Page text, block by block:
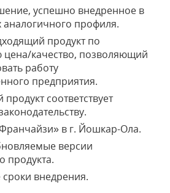
успешно внедренное в
аналогичного профиля.
продукт по
качество, позволяющий
работу
предприятия.
соответствует
в г. Йошкар-Ола.
версии
продукта.
внедрения.